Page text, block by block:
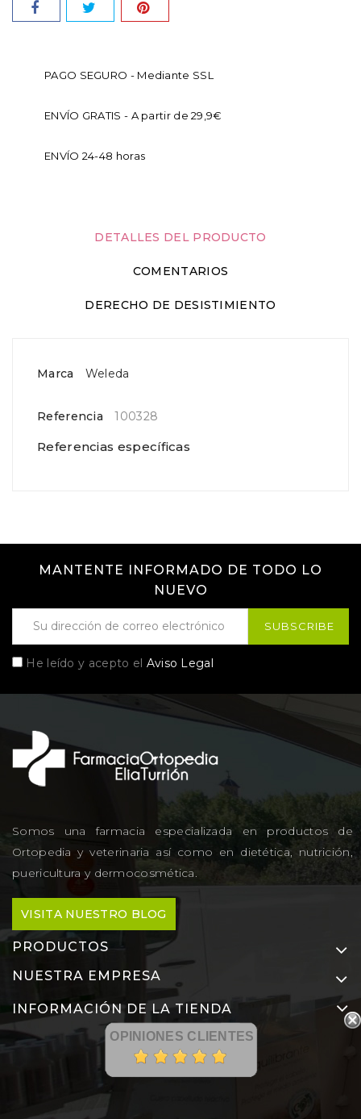
PAGO SEGURO - Mediante SSL
ENVÍO GRATIS - A partir de 29,9€
ENVÍO 24-48 horas
DETALLES DEL PRODUCTO
COMENTARIOS
DERECHO DE DESISTIMIENTO
Marca Weleda
Referencia 100328
Referencias específicas
MANTENTE INFORMADO DE TODO LO
NUEVO
He leído y acepto el Aviso Legal
Somos una farmacia especializada en productos de
Ortopedia y veterinaria así como en dietética, nutrición,
puericultura y dermocosmética.
VISITA NUESTRO BLOG
PRODUCTOS
NUESTRA EMPRESA
INFORMACIÓN DE LA TIENDA
OPINIONES CLIENTES